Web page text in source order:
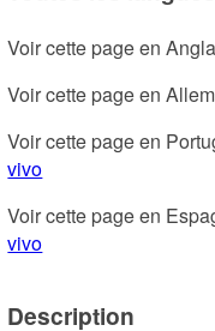
Voir cette page en
Voir cette page en
Voir cette page en
vivo
Voir cette page en
vivo
Description